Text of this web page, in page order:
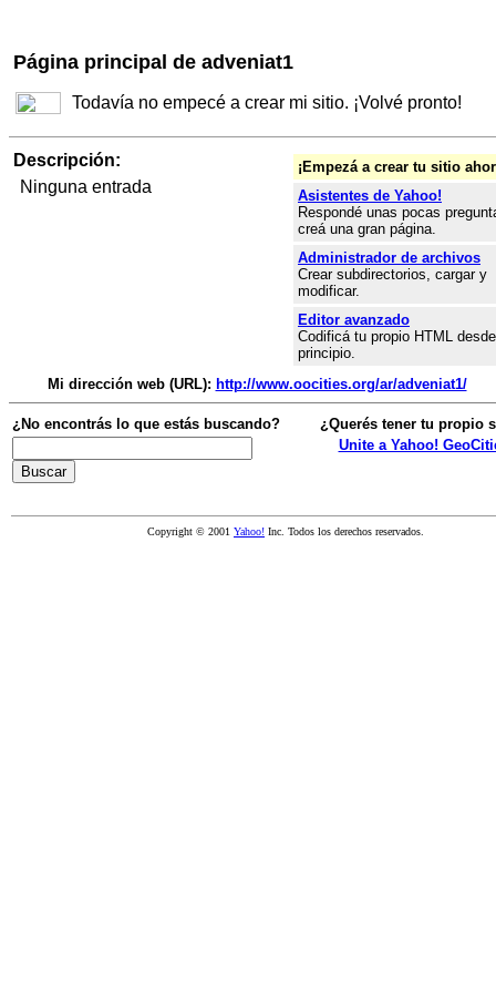
Página principal de adveniat1
Todavía no empecé a crear mi sitio. ¡Volvé pronto!
Descripción:
Ninguna entrada
¡Empezá a crear tu sitio
Asistentes de Yahoo!
Respondé unas pocas
creá una gran página.
Administrador de archivos
Crear subdirectorios, cargar y
modificar.
Editor avanzado
Codificá tu propio HTML
principio.
Mi dirección web (URL): http://www.oocities.org/ar/adveniat1/
¿No encontrás lo que estás buscando?
¿Querés tener tu propio
Unite a Yahoo!
Copyright © 2001 Yahoo! Inc. Todos los derechos reservados.